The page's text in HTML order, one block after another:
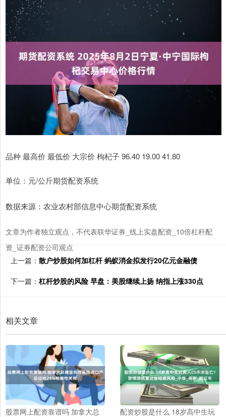
品种 最高价 最低价 大宗价 枸杞子 96.40 19.00 41.80
单位：元/公斤期货配资系统
数据来源：农业农村部信息中心期货配资系统
文章为作者独立观点，不代表联华证券_线上实盘配资_10倍杠杆配
资_证券配资公司观点
上一篇： 散户炒股如何加杠杆 蚂蚁消金拟发行20亿元金融债
下一篇： 杠杆炒股的风险 早盘：美股继续上扬 纳指上涨330点
相关文章
股票网上配资靠谱吗 加拿大总
配资炒股是什么 18岁高中生玩